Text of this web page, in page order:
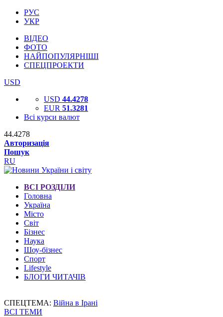
РУС
УКР
ВІДЕО
ФОТО
НАЙПОПУЛЯРНІШІ
СПЕЦПРОЕКТИ
USD
USD 44.4278
EUR 51.3281
Всі курси валют
44.4278
Авторизація
Пошук
RU
ВСІ РОЗДІЛИ
Головна
Україна
Місто
Світ
Бізнес
Наука
Шоу-бізнес
Спорт
Lifestyle
БЛОГИ ЧИТАЧІВ
СПЕЦТЕМА: Війна в Ірані
ВСІ ТЕМИ